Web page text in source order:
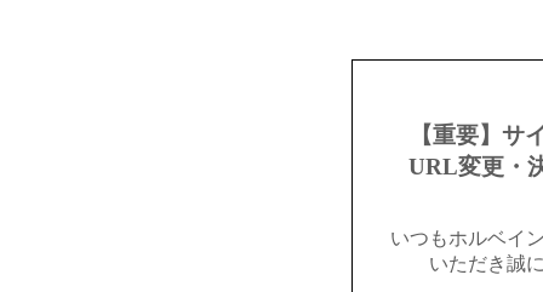
【重要】サ
URL変更・
いつもホルベイ
いただき誠